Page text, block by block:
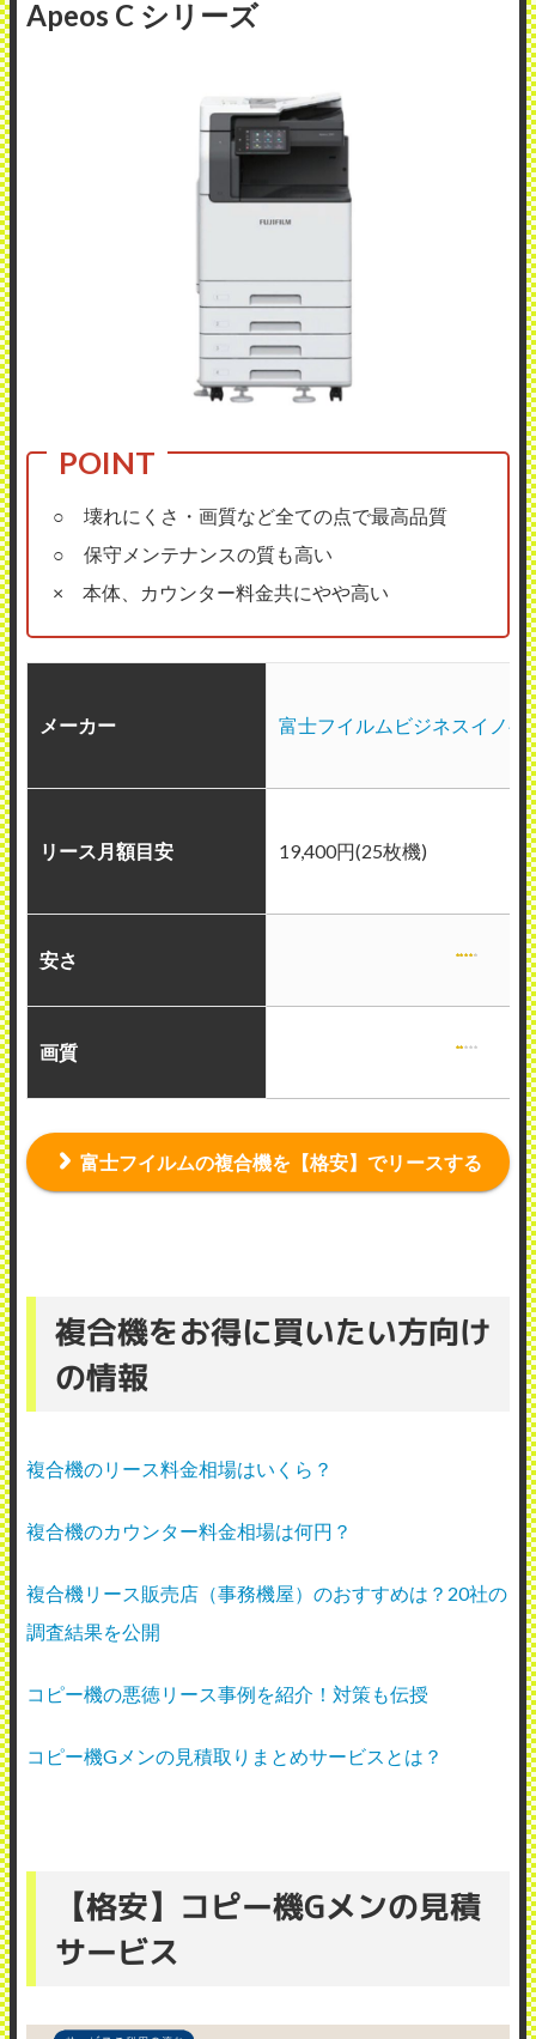
Apeos C シリーズ
○ 壊れにくさ・画質など全ての点で最高品質
○ 保守メンテナンスの質も高い
× 本体、カウンター料金共にやや高い
メーカー 富士フイルムビジネスイノベ
リース月額目安 19,400円(25枚機)
安さ
画質
富士フイルムの複合機を【格安】でリースする
複合機をお得に買いたい方向け
の情報
複合機のリース料金相場はいくら？
複合機のカウンター料金相場は何円？
複合機リース販売店（事務機屋）のおすすめは？20社の
調査結果を公開
コピー機の悪徳リース事例を紹介！対策も伝授
コピー機Gメンの見積取りまとめサービスとは？
【格安】コピー機Gメンの見積
サービス